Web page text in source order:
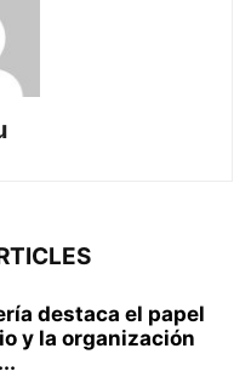
destaca el papel
y la organización